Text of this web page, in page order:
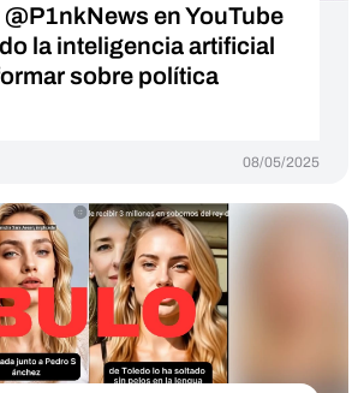
@P1nkNews en YouTube
la inteligencia artificial
sobre política
08/05/2025